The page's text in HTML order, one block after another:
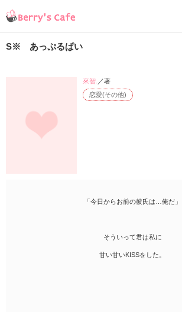
S※ あっぷるぱい
恋愛(その他)
來智. ／著
「今日からお前の彼氏は…俺だ」
そういって君は私に
甘い甘いKISSをした。